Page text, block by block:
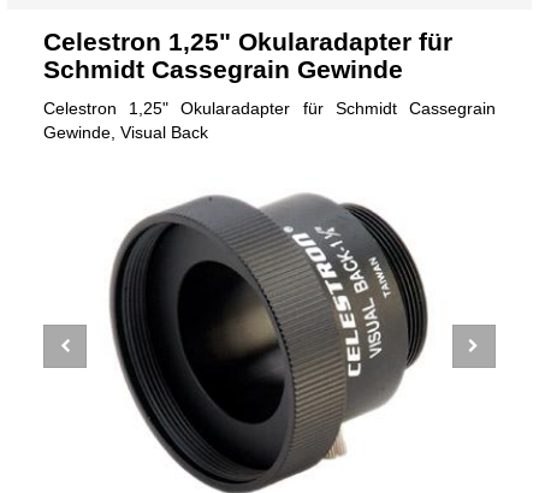
Celestron 1,25" Okularadapter für
Schmidt Cassegrain Gewinde
Celestron 1,25" Okularadapter für Schmidt Cassegrain
Gewinde, Visual Back